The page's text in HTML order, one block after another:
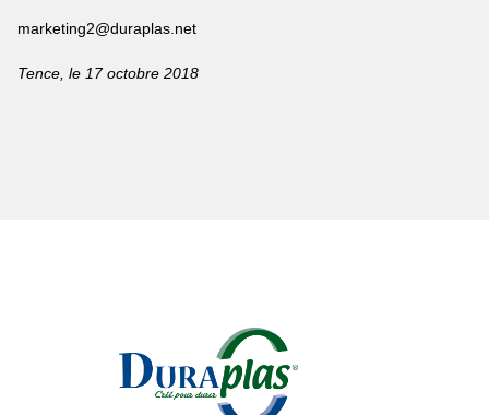
marketing2@duraplas.net
Tence, le 17 octobre 2018